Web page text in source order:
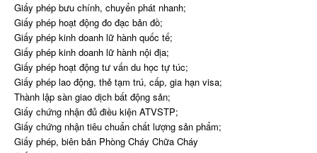
Giấy phép bưu chính, chuyển phát nhanh;
Giấy phép hoạt động đo đạc bản đồ;
Giấy phép kinh doanh lữ hành quốc tế;
Giấy phép kinh doanh lữ hành nội địa;
Giấy phép hoạt động tư vấn du học tự túc;
Giấy phép lao động, thẻ tạm trú, cấp, gia hạn visa;
Thành lập sàn giao dịch bất động sản;
Giấy chứng nhận đủ điều kiện ATVSTP;
Giấy chứng nhận tiêu chuẩn chất lượng sản phẩm;
Giấy phép, biên bản Phòng Cháy Chữa Cháy